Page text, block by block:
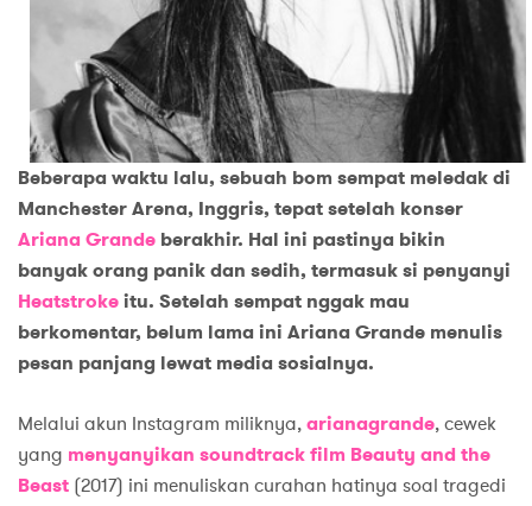
Beberapa waktu lalu, sebuah bom sempat meledak di
Manchester Arena, Inggris, tepat setelah konser
Ariana Grande berakhir. Hal ini pastinya bikin
banyak orang panik dan sedih, termasuk si penyanyi
Heatstrokeitu. Setelah sempat nggak mau
berkomentar, belum lama ini Ariana Grande menulis
pesan panjang lewat media sosialnya.
Melalui akun Instagram miliknya,arianagrande, cewek
yang menyanyikan soundtrack film Beauty and the
Beast (2017) ini menuliskan curahan hatinya soal tragedi